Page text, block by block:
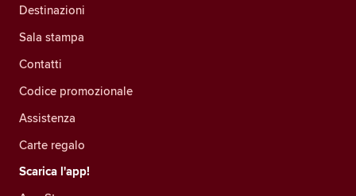
Destinazioni
Sala stampa
Contatti
Codice promozionale
Assistenza
Carte regalo
Scarica l'app!